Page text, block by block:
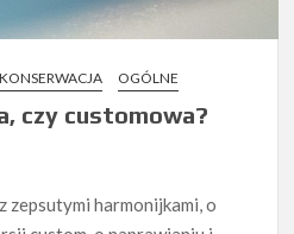
OGÓLNE
czy customowa?
zepsutymi harmonijkami, o